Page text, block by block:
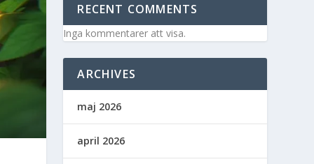
RECENT COMMENTS
Inga kommentarer att visa.
ARCHIVES
maj 2026
april 2026